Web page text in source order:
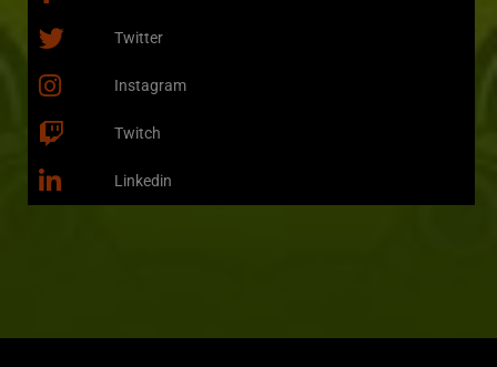
Twitter
Instagram
Twitch
Linkedin